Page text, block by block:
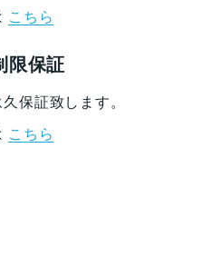
こちら
限保証
保証致します。
こちら